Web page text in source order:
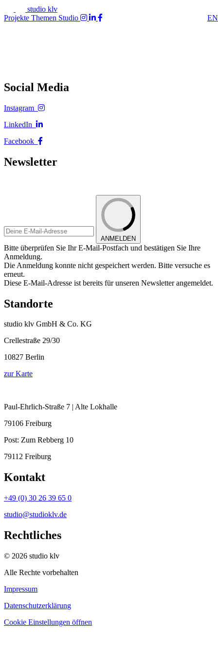
studio klv
Projekte Themen Studio EN
Social Media
Instagram
LinkedIn
Facebook
Newsletter
ANMELDEN
Bitte überprüfen Sie Ihr E-Mail-Postfach und bestätigen Sie Ihre
Anmeldung.
Die Anmeldung konnte nicht gespeichert werden. Bitte versuche es
erneut.
Diese E-Mail-Adresse ist bereits für unseren Newsletter angemeldet.
Standorte
studio klv GmbH & Co. KG
Crellestraße 29/30
10827 Berlin
zur Karte
Paul-Ehrlich-Straße 7 | Alte Lokhalle
79106 Freiburg
Post: Zum Rebberg 10
79112 Freiburg
Kontakt
+49 (0) 30 26 39 65 0
studio@studioklv.de
Rechtliches
© 2026 studio klv
Alle Rechte vorbehalten
Impressum
Datenschutzerklärung
Cookie Einstellungen öffnen